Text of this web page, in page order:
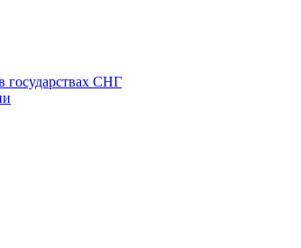
государствах СНГ